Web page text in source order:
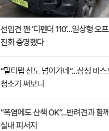
선입견 깬 ‘디펜더 110’…일상형 오
진화 증명했다
“멀티탭 선도 넘어가네”…삼성 비스
청소기 써보니
“폭염에도 산책 OK”…반려견과 함
실내 피서지